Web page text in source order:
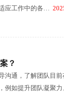
应工作中的各…
？
沟通，了解团队目
例如提升团队凝聚